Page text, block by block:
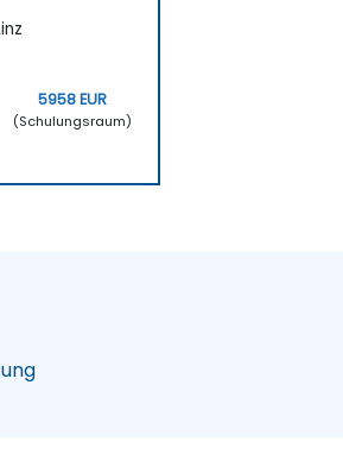
5958 EUR
(Schulungsraum)